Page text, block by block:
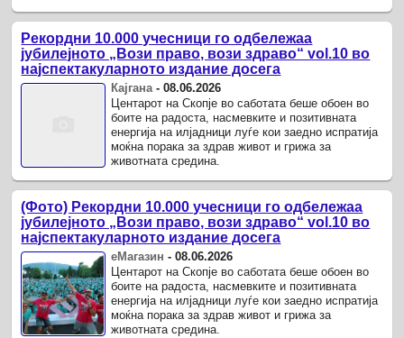
Рекордни 10.000 учесници го одбележаа
јубилејното „Вози право, вози здраво“ vol.10 во
најспектакуларното издание досега
Кајгана-08.06.2026
Центарот на Скопје во саботата беше обоен во
боите на радоста, насмевките и позитивната
енергија на илјадници луѓе кои заедно испратија
моќна порака за здрав живот и грижа за
животната средина.
(Фото) Рекордни 10.000 учесници го одбележаа
јубилејното „Вози право, вози здраво“ vol.10 во
најспектакуларното издание досега
еМагазин -08.06.2026
Центарот на Скопје во саботата беше обоен во
боите на радоста, насмевките и позитивната
енергија на илјадници луѓе кои заедно испратија
моќна порака за здрав живот и грижа за
животната средина.